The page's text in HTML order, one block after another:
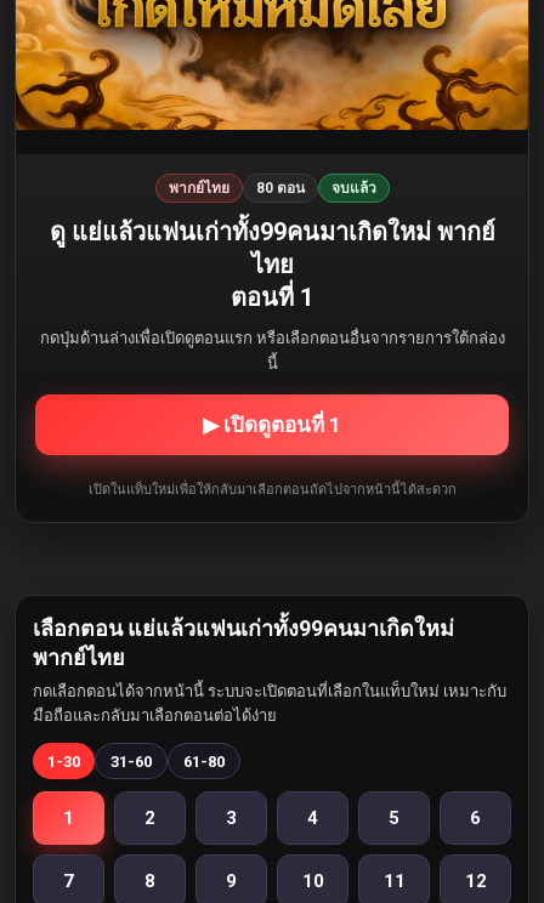
พากย์ไทย 80 ตอน จบแล้ว
ดู แย่แล้วแฟนเก่าทั้ง99คนมาเกิดใหม่ พากย์
ไทย
ตอนที่ 1
กดปุ่มด้านล่างเพื่อเปิดดูตอนแรก หรือเลือกตอนอื่นจากรายการใต้กล่อง
นี้
▶ เปิดดูตอนที่ 1
เปิดในแท็บใหม่เพื่อให้กลับมาเลือกตอนถัดไปจากหน้านี้ได้สะดวก
เลือกตอน แย่แล้วแฟนเก่าทั้ง99คนมาเกิดใหม่
พากย์ไทย
กดเลือกตอนได้จากหน้านี้ ระบบจะเปิดตอนที่เลือกในแท็บใหม่ เหมาะกับ
มือถือและกลับมาเลือกตอนต่อได้ง่าย
1-30 31-60 61-80
1 2 3 4 5 6
7 8 9 10 11 12